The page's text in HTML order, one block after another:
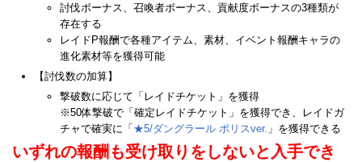
討伐ボーナス、召喚者ボーナス、貢献度ボーナスの3種類が
存在する
レイドP報酬で各種アイテム、素材、イベント報酬キャラの
進化素材等を獲得可能
【討伐数の加算】
撃破数に応じて「レイドチケット」を獲得
※50体撃破で「確定レイドチケット」を獲得でき、レイドガ
チャで確実に「★5/ダングラール ポリスver. 」を獲得できる
いずれの報酬も受け取りをしないと入手でき